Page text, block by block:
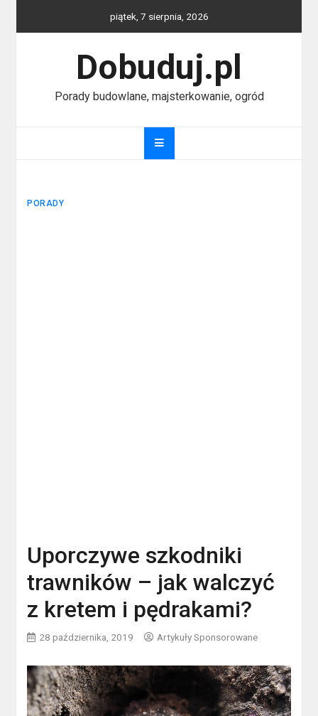
piątek, 7 sierpnia, 2026
Dobuduj.pl
Porady budowlane, majsterkowanie, ogród
PORADY
Uporczywe szkodniki
trawników – jak walczyć
z kretem i pędrakami?
28 października, 2019 Artykuły Sponsorowane